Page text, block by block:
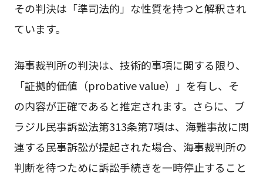
その判決は「準司法的」な性質を持つと解釈され
ています。
海事裁判所の判決は、技術的事項に関する限り、
「証拠的価値（probative value）」を有し、そ
の内容が正確であると推定されます。さらに、ブ
ラジル民事訴訟法第313条第7項は、海難事故に関
連する民事訴訟が提起された場合、海事裁判所の
判断を待つために訴訟手続きを一時停止すること